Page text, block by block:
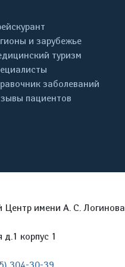
и зарубежье
туризм
заболеваний
пациентов
имени А. С. Логинова
корпус 1